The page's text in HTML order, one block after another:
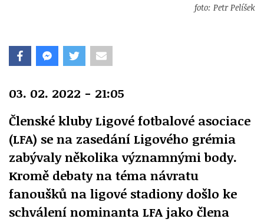
foto: Petr Pelíšek
03. 02. 2022 - 21:05
Členské kluby Ligové fotbalové asociace
(LFA) se na zasedání Ligového grémia
zabývaly několika významnými body.
Kromě debaty na téma návratu
fanoušků na ligové stadiony došlo ke
schválení nominanta LFA jako člena